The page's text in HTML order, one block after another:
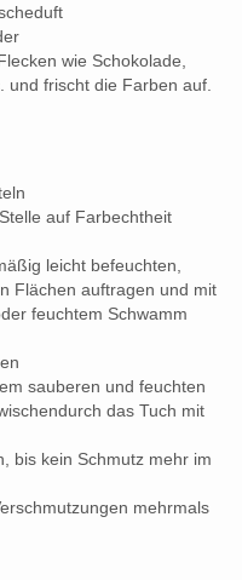
wie Schokolade,
und frischt die Farben auf.
auf Farbechtheit
leicht befeuchten,
Flächen auftragen und mit
feuchtem Schwamm
sauberen und feuchten
das Tuch mit
bis kein Schmutz mehr im
mehrmals